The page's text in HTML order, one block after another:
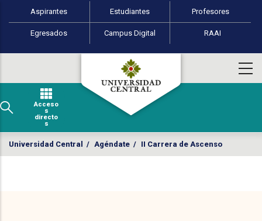
Pasar al contenido principal
Perfiles de usuario
Aspirantes Estudiantes Profesores
Egresados Campus Digital RAAI
Acceso
s
directo
s
Universidad Central / Agéndate / II Carrera de Ascenso